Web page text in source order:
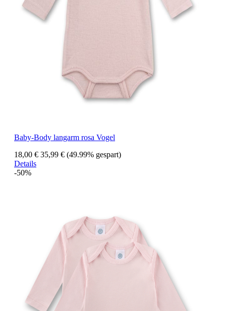
Baby-Body langarm rosa Vogel
18,00 € 35,99 € (49.99% gespart)
Details
-50%